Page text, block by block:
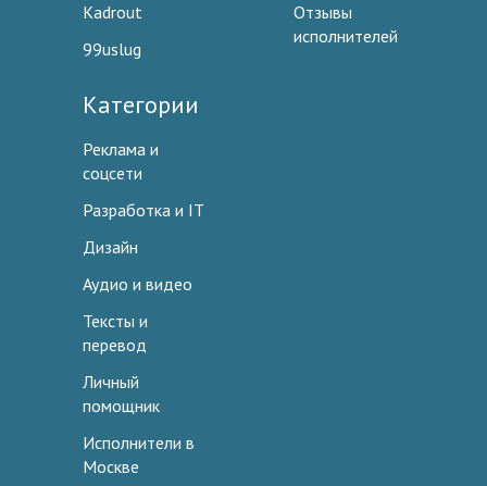
Kadrout
99uslug
Отзывы
исполнителей
Категории
Реклама и
соцсети
Разработка и IT
Дизайн
Аудио и видео
Тексты и
перевод
Личный
помощник
Исполнители в
Москве